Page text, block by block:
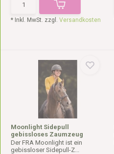
* Inkl. MwSt. zzgl.Versandkosten
Moonlight Sidepull
gebissloses Zaumzeug
Der FRA Moonlight ist ein
gebissloser Sidepull-Z...